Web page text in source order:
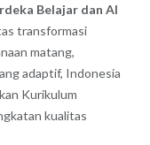
Belajar dan AI
transformasi
matang,
adaptif, Indonesia
Kurikulum
kualitas